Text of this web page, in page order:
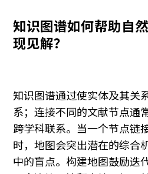
知识图谱如何帮助自
现见解？
知识图谱通过使实体及其关
系；连接不同的文献节点通
跨学科联系。当一个节点链
时，地图会突出潜在的综合
中的盲点。构建地图鼓励迭